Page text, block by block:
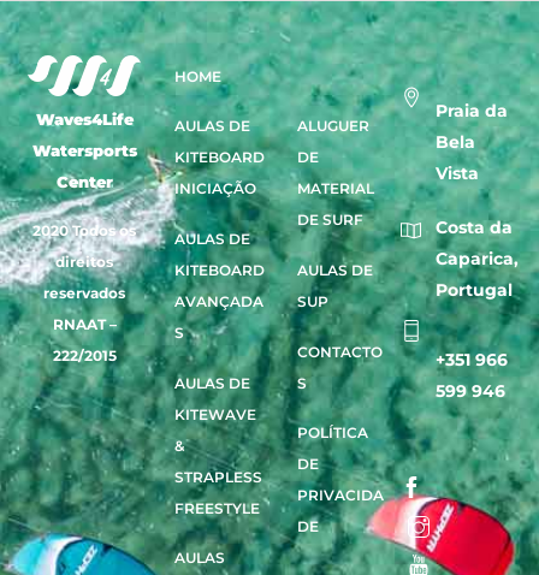
Waves4Life
Watersports
Center
2020 Todos os
direitos
reservados
RNAAT –
222/2015
HOME
AULAS DE
KITEBOARD
INICIAÇÃO
AULAS DE
KITEBOARD
AVANÇADA
S
AULAS DE
KITEWAVE
&
STRAPLESS
FREESTYLE
AULAS
ALUGUER
DE
MATERIAL
DE SURF
AULAS DE
SUP
CONTACTO
S
POLÍTICA
DE
PRIVACIDA
DE
Praia da
Bela
Vista
Costa da
Caparica,
Portugal
+351 966
599 946